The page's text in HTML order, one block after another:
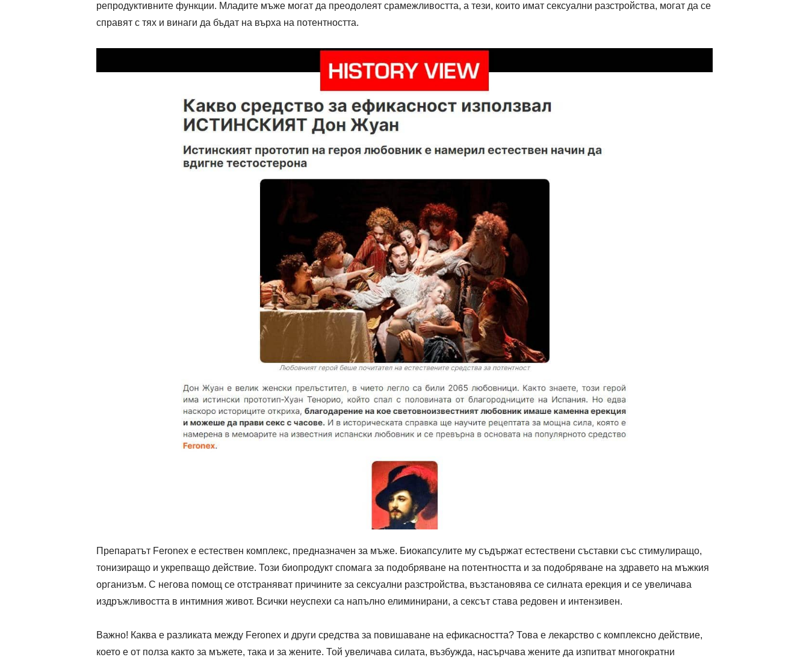
репродуктивните функции. Младите мъже могат да преодолеят срамежливостта, а тези, които имат сексуални разстройства, могат да се
справят с тях и винаги да бъдат на върха на потентността.
Препаратът Feronex е естествен комплекс, предназначен за мъже. Биокапсулите му съдържат естествени съставки със стимулиращо,
тонизиращо и укрепващо действие. Този биопродукт спомага за подобряване на потентността и за подобряване на здравето на мъжкия
организъм. С негова помощ се отстраняват причините за сексуални разстройства, възстановява се силната ерекция и се увеличава
издръжливостта в интимния живот. Всички неуспехи са напълно елиминирани, а сексът става редовен и интензивен.
Важно! Каква е разликата между Feronex и други средства за повишаване на ефикасността? Това е лекарство с комплексно действие,
което е от полза както за мъжете, така и за жените. Той увеличава силата, възбужда, насърчава жените да изпитват многократни